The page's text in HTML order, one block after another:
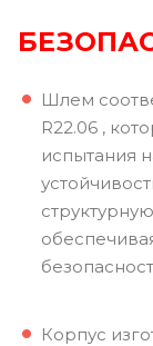
Шлем
R22.06 ,
испытания
Корпус